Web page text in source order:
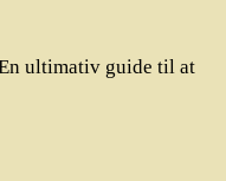
ultimativ guide til at